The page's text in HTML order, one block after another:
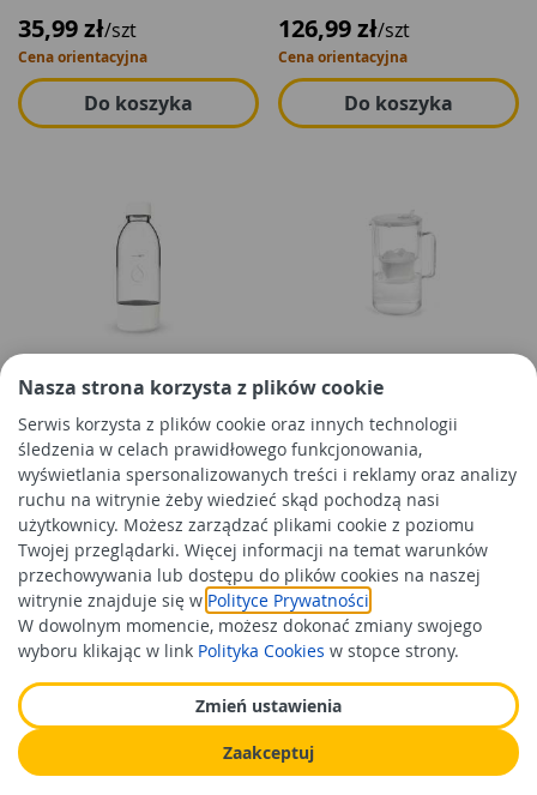
Nasza strona korzysta z plików cookie
Serwis korzysta z plików cookie oraz innych technologii
śledzenia w celach prawidłowego funkcjonowania,
wyświetlania spersonalizowanych treści i reklamy oraz analizy
ruchu na witrynie żeby wiedzieć skąd pochodzą nasi
użytkownicy. Możesz zarządzać plikami cookie z poziomu
Twojej przeglądarki. Więcej informacji na temat warunków
przechowywania lub dostępu do plików cookies na naszej
witrynie znajduje się w Polityce Prywatności
W dowolnym momencie, możesz dokonać zmiany swojego
wyboru klikając w link Polityka Cookies w stopce strony.
Zmień ustawienia
Zaakceptuj
35,99 zł/szt
Cena orientacyjna
Do koszyka
126,99 zł/szt
Cena orientacyjna
Do koszyka
Butelka PushAir do saturatora
29,99 zł/szt
Cena orientacyjna
Do koszyka
Dzbanek Glass 2,5 L + wkład
126,99 zł/szt
Cena orientacyjna
Do koszyka